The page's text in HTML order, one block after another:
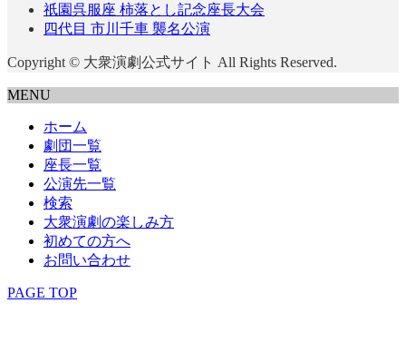
祇園呉服座 柿落とし記念座長大会
四代目 市川千車 襲名公演
Copyright © 大衆演劇公式サイト All Rights Reserved.
MENU
ホーム
劇団一覧
座長一覧
公演先一覧
検索
大衆演劇の楽しみ方
初めての方へ
お問い合わせ
PAGE TOP